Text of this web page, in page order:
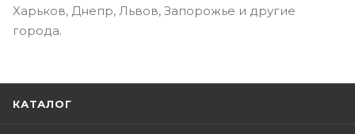
Харьков, Днепр, Львов, Запорожье и другие
города.
КАТАЛОГ